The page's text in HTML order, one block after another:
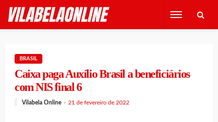
BRASIL
Caixa paga Auxílio Brasil a beneficiários
com NIS final 6
Vilabela Online 21 de fevereiro de 2022